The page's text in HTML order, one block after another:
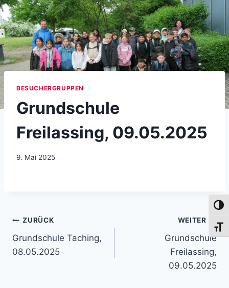
BESUCHERGRUPPEN
Grundschule
Freilassing, 09.05.2025
9. Mai 2025
Beitragsnavigation
ZURÜCK
Grundschule Taching,
08.05.2025
WEITER
Grundschule
Freilassing,
09.05.2025